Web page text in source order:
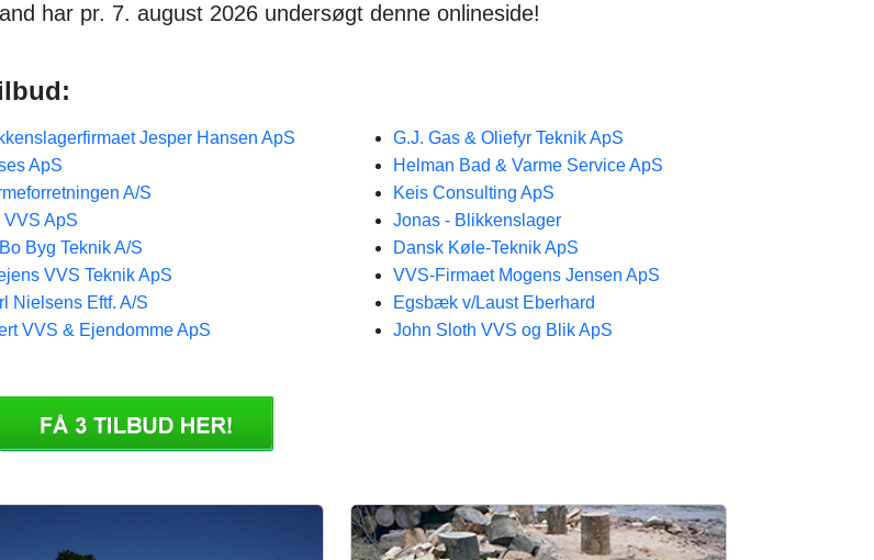
har pr. 7. august 2026 undersøgt denne onlineside!
Jesper Hansen ApS
ApS
A/S
VVS ApS
Byg Teknik A/S
VVS Teknik ApS
Nielsens Eftf. A/S
VVS & Ejendomme ApS
G.J. Gas & Oliefyr Teknik ApS
Helman Bad & Varme Service ApS
Keis Consulting ApS
Jonas - Blikkenslager
Dansk Køle-Teknik ApS
VVS-Firmaet Mogens Jensen ApS
Egsbæk v/Laust Eberhard
John Sloth VVS og Blik ApS